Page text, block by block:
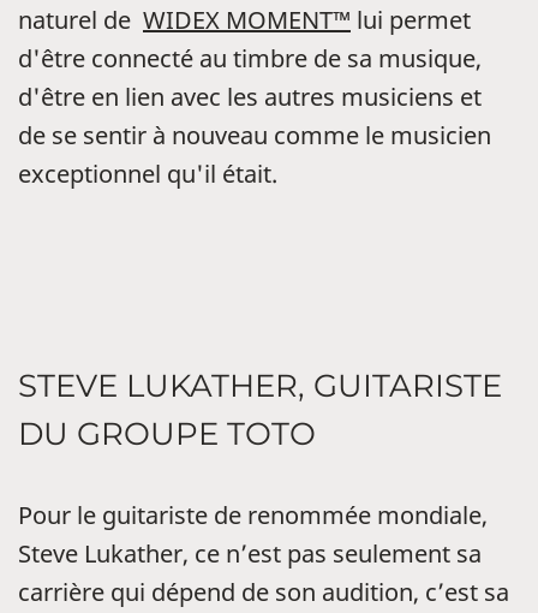
naturel de WIDEX MOMENT™ lui permet
d'être connecté au timbre de sa musique,
d'être en lien avec les autres musiciens et
de se sentir à nouveau comme le musicien
exceptionnel qu'il était.
STEVE LUKATHER, GUITARISTE
DU GROUPE TOTO
Pour le guitariste de renommée mondiale,
Steve Lukather, ce n’est pas seulement sa
carrière qui dépend de son audition, c’est sa